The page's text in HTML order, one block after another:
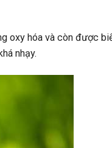
oxy hóa và còn được
nhạy.